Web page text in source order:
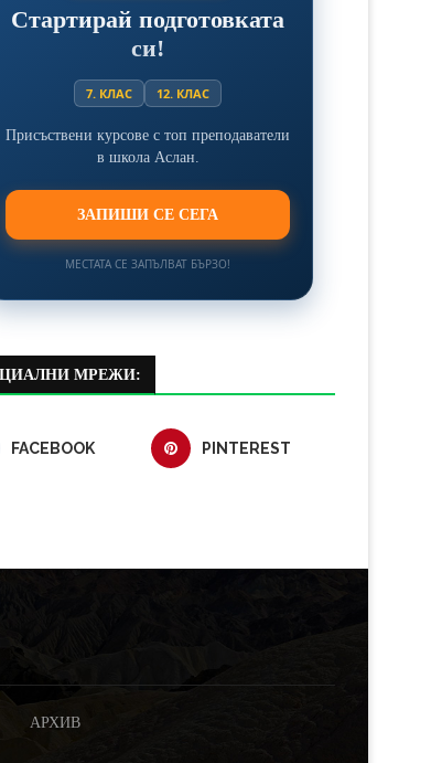
Стартирай подготовката
си!
7. КЛАС 12. КЛАС
Присъствени курсове с топ преподаватели
в школа Аслан.
ЗАПИШИ СЕ СЕГА
МЕСТАТА СЕ ЗАПЪЛВАТ БЪРЗО!
МРЕЖИ:
FACEBOOK PINTEREST
АРХИВ